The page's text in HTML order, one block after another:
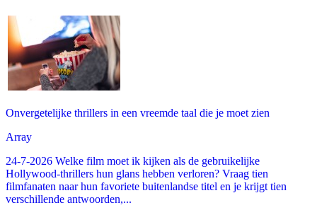
Onvergetelijke thrillers in een vreemde taal die je moet zien
Array
24-7-2026 Welke film moet ik kijken als de gebruikelijke
Hollywood-thrillers hun glans hebben verloren? Vraag tien
filmfanaten naar hun favoriete buitenlandse titel en je krijgt tien
verschillende antwoorden,...